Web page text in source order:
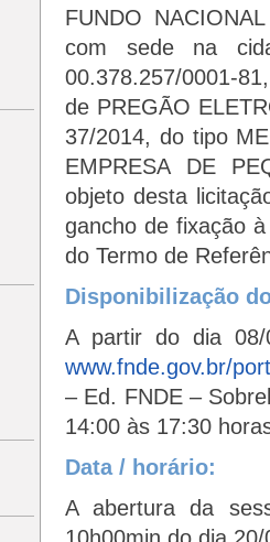
FUNDO
com sede na
00.378.257/0001-
de PREGÃO
37/2014, do tipo
EMPRESA DE
objeto desta
gancho de fixação
do Termo de
Disponibilização
A partir do dia
www.fnde.gov.br/
– Ed. FNDE –
14:00 às 17:30
Data / horário:
A abertura da